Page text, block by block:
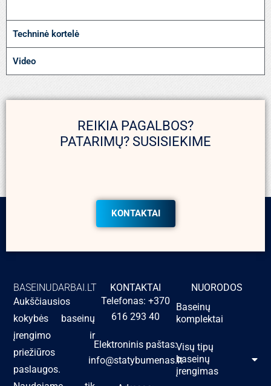
Techninė kortelė
Video
REIKIA PAGALBOS?
PATARIMŲ? SUSISIEKIME
KONTAKTAI
BASEINUDARBAI.LT
Aukščiausios
kokybės baseinų
įrengimo ir
priežiūros
paslaugos.
KONTAKTAI
Telefonas: +370
616 293 40
Elektroninis paštas:
info@statybumenas.lt
NUORODOS
Baseinų
komplektai
Visų tipų
baseinų
įrengimas